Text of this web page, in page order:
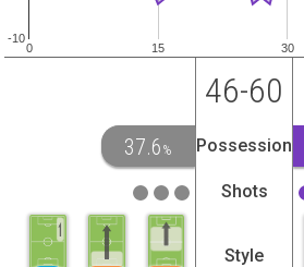
0 15 30
-10
46-60
37.6 % Possession
Shots
Style